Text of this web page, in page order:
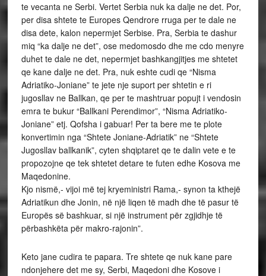
te vecanta ne Serbi. Vertet Serbia nuk ka dalje ne det. Por,
per disa shtete te Europes Qendrore rruga per te dale ne
disa dete, kalon nepermjet Serbise. Pra, Serbia te dashur
miq “ka dalje ne det”, ose medomosdo dhe me cdo menyre
duhet te dale ne det, nepermjet bashkangjitjes me shtetet
qe kane dalje ne det. Pra, nuk eshte cudi qe “Nisma
Adriatiko-Joniane” te jete nje suport per shtetin e ri
jugosllav ne Ballkan, qe per te mashtruar popujt i vendosin
emra te bukur “Ballkani Perendimor”, “Nisma Adriatiko-
Joniane” etj. Qofsha i gabuar! Per ta bere me te plote
konvertimin nga “Shtete Joniane-Adriatik” ne “Shtete
Jugosllav ballkanik”, cyten shqiptaret qe te dalin vete e te
propozojne qe tek shtetet detare te futen edhe Kosova me
Maqedonine.
Kjo nismë,- vijoi më tej kryeministri Rama,- synon ta kthejë
Adriatikun dhe Jonin, në një liqen të madh dhe të pasur të
Europës së bashkuar, si një instrument për zgjidhje të
përbashkëta për makro-rajonin”.
Keto jane cudira te papara. Tre shtete qe nuk kane pare
ndonjehere det me sy, Serbi, Maqedoni dhe Kosove i